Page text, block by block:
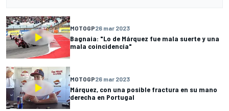
MOTOGP26 mar 2023
Bagnaia: "Lo de Márquez fue mala suerte y una
mala coincidencia"
MOTOGP26 mar 2023
Márquez, con una posible fractura en su mano
derecha en Portugal